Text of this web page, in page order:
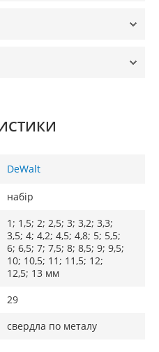
DeWalt
набір
1; 1,5; 2; 2,5; 3; 3,2; 3,3;
3,5; 4; 4,2; 4,5; 4,8; 5; 5,5;
6; 6,5; 7; 7,5; 8; 8,5; 9; 9,5;
10; 10,5; 11; 11,5; 12;
12,5; 13 мм
29
свердла по металу